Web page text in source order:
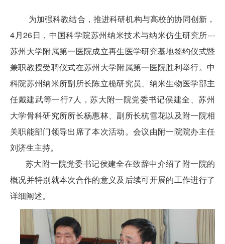
为加强科教结合，推进科研机构与高校的协同创新，
4月26日，中国科学院苏州纳米技术与纳米仿生研究所---
苏州大学附属第一医院成立再生医学研究基地签约仪式暨
兼职教授受聘仪式在苏州大学附属第一医院胜利举行。中
科院苏州纳米所副所长陈立桅研究员、纳米生物医学部主
任戴建武等一行7人，苏大附一院党委书记侯建全、苏州
大学骨科研究所所长杨惠林、副所长杭雪花以及附一院相
关职能部门领导出席了本次活动。会议由附一院院办主任
刘济生主持。
苏大附一院党委书记侯建全在致辞中介绍了附一院的
概况并特别就本次合作的意义及后续可开展的工作进行了
详细阐述。